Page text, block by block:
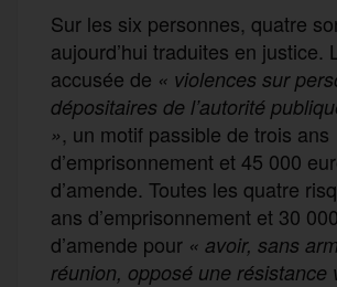
Sur les six personnes, quatre
aujourd’hui traduites en justice.
accusée de « violences sur
dépositaires de l’autorité
», un motif passible de trois ans
d’emprisonnement et 45 000
d’amende. Toutes les quatre
ans d’emprisonnement et 30
d’amende pour « avoir, sans
réunion, opposé une résistance